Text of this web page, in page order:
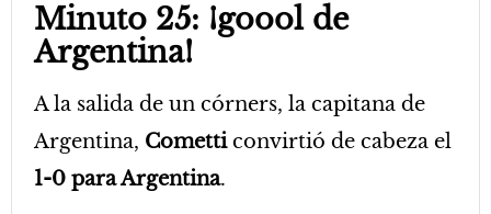
Minuto 25: ¡goool de
Argentina!
A la salida de un córners, la capitana de
Argentina, Cometticonvirtió de cabeza el
1-0 para Argentina.